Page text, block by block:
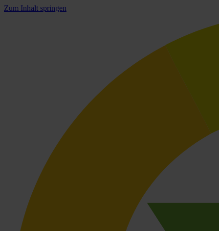
Zum Inhalt springen